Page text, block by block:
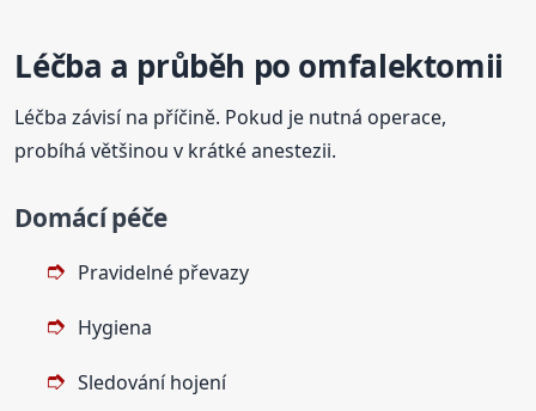
Léčba a průběh po omfalektomii
Léčba závisí na příčině. Pokud je nutná operace,
probíhá většinou v krátké anestezii.
Domácí péče
Pravidelné převazy
Hygiena
Sledování hojení